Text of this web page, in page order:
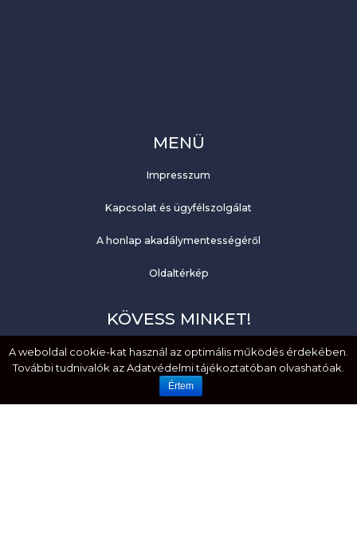
MENÜ
Impresszum
Kapcsolat és ügyfélszolgálat
A honlap akadálymentességéről
Oldaltérkép
KÖVESS MINKET!
Facebook
YouTube
A weboldal cookie-kat használ az optimális működés érdekében.
További tudnivalók az Adatvédelmi tájékoztatóban olvashatóak.
Értem